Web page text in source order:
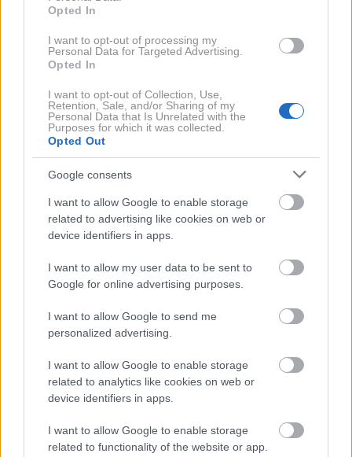
Opted In
I want to opt-out of processing my
Personal Data for Targeted Advertising.
Opted In
I want to opt-out of Collection, Use,
Retention, Sale, and/or Sharing of my
Personal Data that Is Unrelated with the
Purposes for which it was collected.
Opted Out
Google consents
I want to allow Google to enable storage
related to advertising like cookies on web or
device identifiers in apps.
I want to allow my user data to be sent to
Google for online advertising purposes.
I want to allow Google to send me
personalized advertising.
I want to allow Google to enable storage
related to analytics like cookies on web or
device identifiers in apps.
I want to allow Google to enable storage
related to functionality of the website or app.
tekmovanja, mladi zaljubljenci so se namenili na
sladoled, rekreativci so skrbeli za telo, dopustniki za
In bili so v vseh mogočih vozilih, ki jim je dovoljeno na
cesto, nekateri celo v takšnih, ki jim ni.
Avtomobili vseh vrst – postavljaški predstavniki
slovenskega blagostanja, ljubitelji starodobnikov,
celo kolono ameriških avtomobilov sem opazil.
Postarani motoristi s svojimi konjički iz sredine
devetdesetih, kmetje s traktorji, kolesarji s
Primoževim dresom, mopedisti, skuteristi, dirkači in
Vse se je zbralo na cesti in – kar je najbolj neverjetno
– nihče ni norel, hupal, preklinjal, prehiteval … Ena
sama velika kolona strpnosti, ki je srečna že zgolj
zaradi dejstva, da več ne dežuje in da jih je dežela,
umita in sveža, pripravljena sprejeti. Sam sem bil del
te množice. Nizal ovinke, užival v bežanju pokrajine,